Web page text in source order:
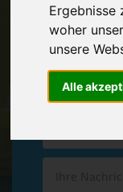
Ergebnisse
woher
unsere
Alle
Hinterlassen